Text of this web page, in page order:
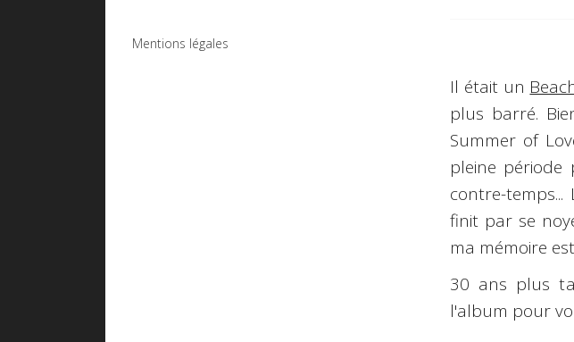
Mentions légales
Il était un
plus barré.
Summer of
pleine
contre-
finit par se
ma mémoire
30 ans plus
l'album pour